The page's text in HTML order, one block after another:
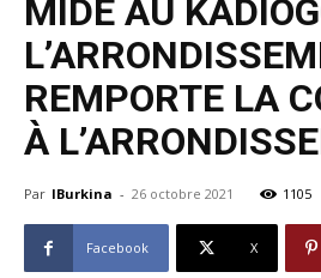
MIDE AU
REMPORTE LA
À
Par IBurkina - 26 octobre 2021 1105
Facebook X